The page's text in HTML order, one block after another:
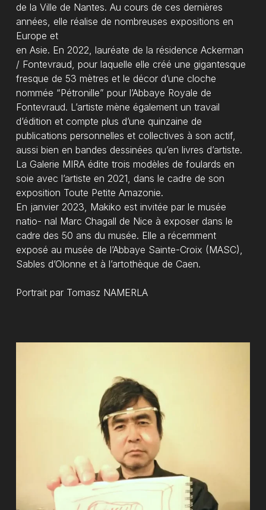
de la Ville de Nantes. Au cours de ces dernières
années, elle réalise de nombreuses expositions en
Europe et
en Asie. En 2022, lauréate de la résidence Ackerman
/ Fontevraud, pour laquelle elle créé une gigantesque
fresque de 53 mètres et le décor d’une cloche
nommée “Pétronille” pour l’Abbaye Royale de
Fontevraud. L’artiste mène également un travail
d’édition et compte plus d’une quinzaine de
publications personnelles et collectives à son actif,
aussi bien en bandes dessinées qu’en livres d’artiste.
La Galerie MIRA édite trois modèles de foulards en
soie avec l’artiste en 2021, dans le cadre de son
exposition Toute Petite Amazonie.
En janvier 2023, Makiko est invitée par le musée
natio- nal Marc Chagall de Nice à exposer dans le
cadre des 50 ans du musée. Elle a récemment
exposé au musée de l’Abbaye Sainte-Croix (MASC),
Sables d’Olonne et à l’artothèque de Caen.
Portrait par Tomasz NAMERLA